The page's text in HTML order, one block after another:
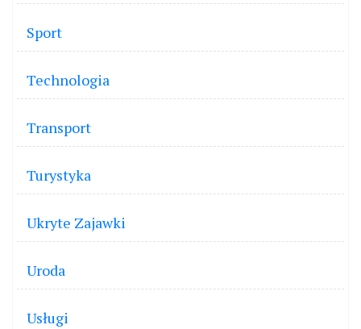
Sport
Technologia
Transport
Turystyka
Ukryte Zajawki
Uroda
Usługi